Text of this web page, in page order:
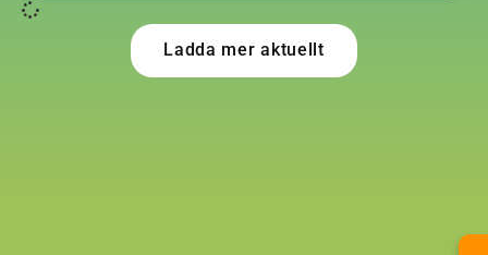
Ladda mer aktuellt